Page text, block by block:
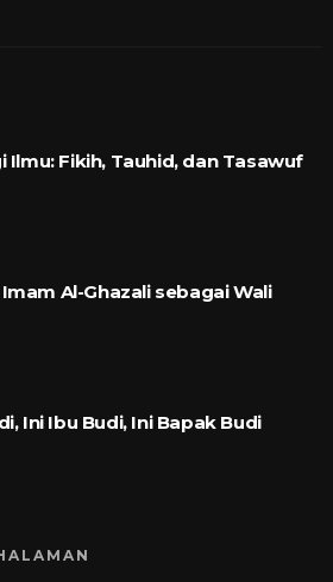
Ilmu: Fikih, Tauhid, dan Tasawuf
Al-Ghazali sebagai Wali
Ini Ibu Budi, Ini Bapak Budi